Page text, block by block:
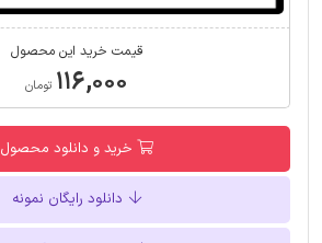
قیمت خرید این محصول
۱۱۶,۰۰۰ تومان
خرید و دانلود محصول
دانلود رایگان نمونه